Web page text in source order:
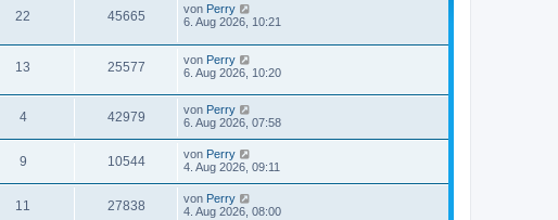
22 45665 von Perry
6. Aug 2026, 10:21
13 25577 von Perry
6. Aug 2026, 10:20
4 42979 von Perry
6. Aug 2026, 07:58
9 10544 von Perry
4. Aug 2026, 09:11
11 27838 von Perry
4. Aug 2026, 08:00